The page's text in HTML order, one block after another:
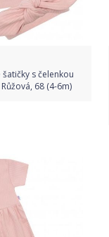
s čelenkou
68 (4-6m)